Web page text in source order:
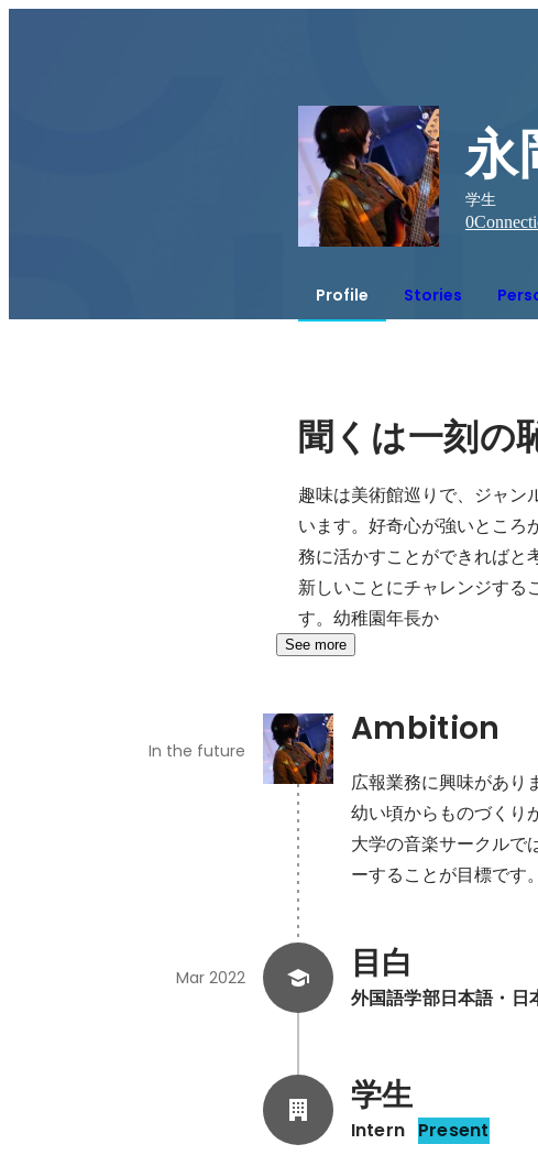
永
学生
0
Profile Stories
聞くは一刻の
趣味は美術館巡りで、ジャン
います。好奇心が強いところ
務に活かすことができればと
新しいことにチャレンジする
す。幼稚園年長か
See more
Ambition
In the future
広報業務に興味があり
幼い頃からものづくり
大学の音楽サークルで
ーすることが目標です。
目白
外国語学部日本語・日
Mar 2022
学生
Intern Present